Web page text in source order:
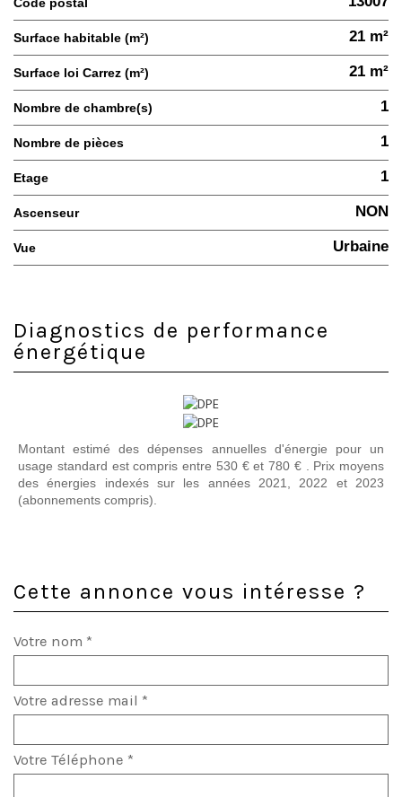
Surface habitable (m²) 21 m²
Surface loi Carrez (m²) 21 m²
Nombre de chambre(s) 1
Nombre de pièces 1
Etage 1
Ascenseur NON
Vue Urbaine
Diagnostics de performance
énergétique
Montant estimé des dépenses annuelles d'énergie pour un
usage standard est compris entre 530 € et 780 € . Prix moyens
des énergies indexés sur les années 2021, 2022 et 2023
(abonnements compris).
Cette annonce vous intéresse ?
Votre nom *
Votre adresse mail *
Votre Téléphone *